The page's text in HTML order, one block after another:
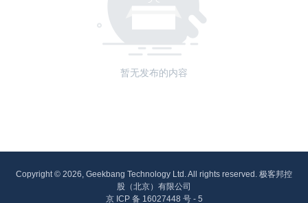
暂无发布的内容
Copyright © 2026, Geekbang Technology Ltd. All rights reserved. 极客邦控
股（北京）有限公司
京 ICP 备 16027448 号 - 5